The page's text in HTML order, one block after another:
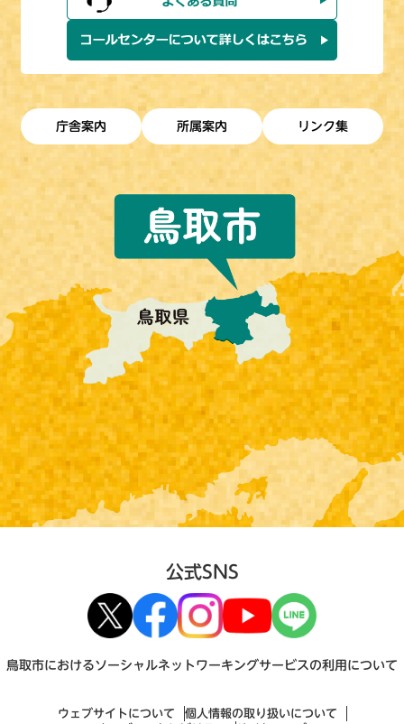
庁舎案内 所属案内 リンク集
公式SNS
鳥取市におけるソーシャルネットワーキングサービスの利用について
ウェブサイトについて
個人情報の取り扱いについて